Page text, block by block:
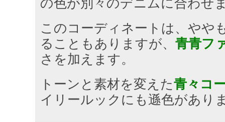
このコーディネートは、やや
ることもありますが、 青青フ
さを加えます。
トーンと素材を変えた青々コ
イリールックにも遜色があり